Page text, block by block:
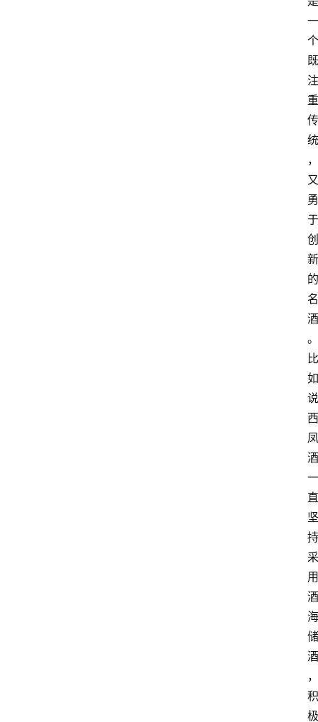
一
个
既
注
重
传
统
，
又
勇
于
创
新
的
名
酒
。
比
如
说
西
凤
酒
一
直
坚
持
采
用
酒
海
储
酒
，
积
极